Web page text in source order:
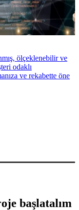
ölçeklenebilir ve
odaklı
ve rekabette öne
başlatalım